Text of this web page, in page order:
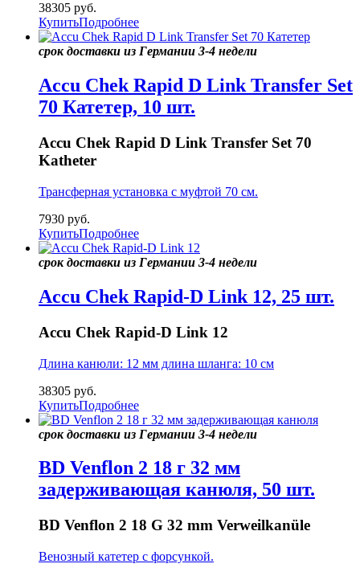
38305 руб.
КупитьПодробнее
срок доставки из Германии 3-4 недели
Accu Chek Rapid D Link Transfer Set
70 Катетер, 10 шт.
Accu Chek Rapid D Link Transfer Set 70
Katheter
Трансферная установка с муфтой 70 см.
7930 руб.
КупитьПодробнее
срок доставки из Германии 3-4 недели
Accu Chek Rapid-D Link 12, 25 шт.
Accu Chek Rapid-D Link 12
Длина канюли: 12 мм длина шланга: 10 см
38305 руб.
КупитьПодробнее
срок доставки из Германии 3-4 недели
BD Venflon 2 18 г 32 мм
задерживающая канюля, 50 шт.
BD Venflon 2 18 G 32 mm Verweilkanüle
Венозный катетер с форсункой.